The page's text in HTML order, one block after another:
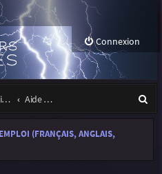
Connexion
Équipement Aide & support cellules Radio Ham Electronic (Walt)
e
h
(FRANÇAIS, ANGLAIS,